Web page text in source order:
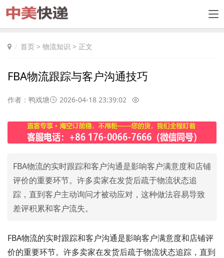
首页 > 物流知识 > 正文
FBA物流跟踪与客户沟通技巧
作者：鸭戏塘 2026-04-18 23:39:02
FBA物流的实时跟踪和客户沟通是影响客户满意度和店铺
评价的重要环节。许多卖家在发货后疏于物流状态追
踪，直到客户主动询问才被动应对，这种做法容易导致
差评积累和客户流失。
FBA物流的实时跟踪和客户沟通是影响客户满意度和店铺评
价的重要环节。许多卖家在发货后疏于物流状态追踪，直到